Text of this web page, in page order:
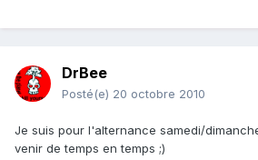
DrBee
Posté(e) 20 octobre 2010
Je suis pour l'alternance samedi/
venir de temps en temps ;)